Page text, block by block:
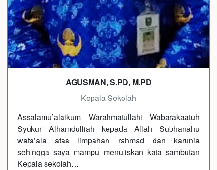
AGUSMAN, S.PD, M.PD
- Kepala Sekolah -
Assalamu’alaikum Warahmatullahi Wabarakaatuh
Syukur Alhamdulliah kepada Allah Subhanahu
wata’ala atas limpahan rahmad dan karunia
sehingga saya mampu menuliskan kata sambutan
Kepala sekolah…